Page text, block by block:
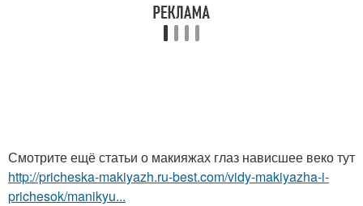
Смотрите ещё статьи о макияжах глаз нависшее веко тут
http://pricheska-makiyazh.ru-best.com/vidy-makiyazha-i-
prichesok/manikyu...